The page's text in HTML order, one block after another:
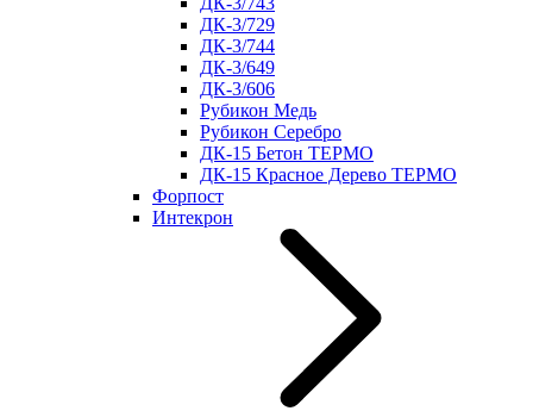
ДК-3/729
ДК-3/744
ДК-3/649
ДК-3/606
Рубикон Медь
Рубикон Серебро
ДК-15 Бетон ТЕРМО
ДК-15 Красное Дерево ТЕРМО
Форпост
Интекрон